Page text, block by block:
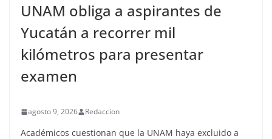
UNAM obliga a aspirantes de
Yucatán a recorrer mil
kilómetros para presentar
examen
agosto 9, 2026 Redaccion
Académicos cuestionan que la UNAM haya excluido a